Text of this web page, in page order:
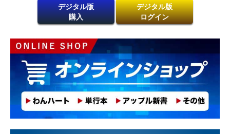
デジタル版
購入
デジタル版
ログイン